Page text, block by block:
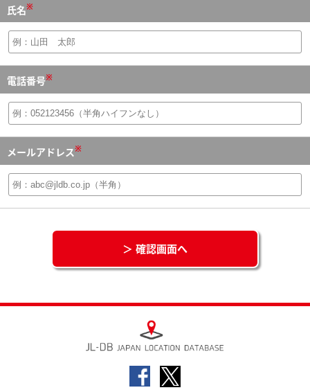
氏名※
電話番号※
メールアドレス※
＞ 確認画面へ